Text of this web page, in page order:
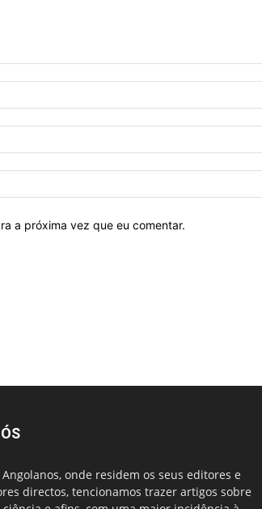
a próxima vez que eu comentar.
onde residem os seus editores e
directos, tencionamos trazer artigos sobre